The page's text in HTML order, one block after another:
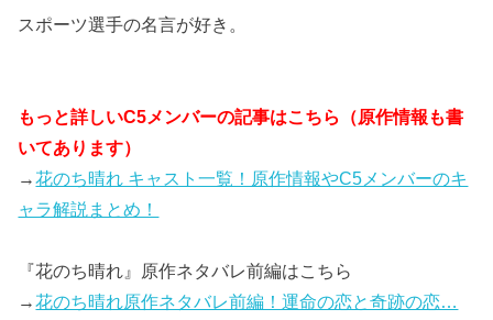
スポーツ選手の名言が好き。
もっと詳しいC5メンバーの記事はこちら（原作情報も書
いてあります）
→花のち晴れ キャスト一覧！原作情報やC5メンバーのキ
ャラ解説まとめ！
『花のち晴れ』原作ネタバレ前編はこちら
→花のち晴れ原作ネタバレ前編！運命の恋と奇跡の恋…